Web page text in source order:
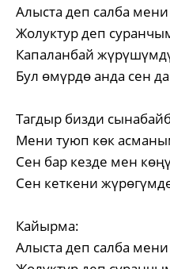
Алыста деп салба мени
Жолуктур деп
Капаланбай
Бул өмүрдө анда сен
Тагдыр бизди
Мени туюп көк
Сен бар кезде мен
Сен кеткени
Кайырма:
Алыста деп салба мени